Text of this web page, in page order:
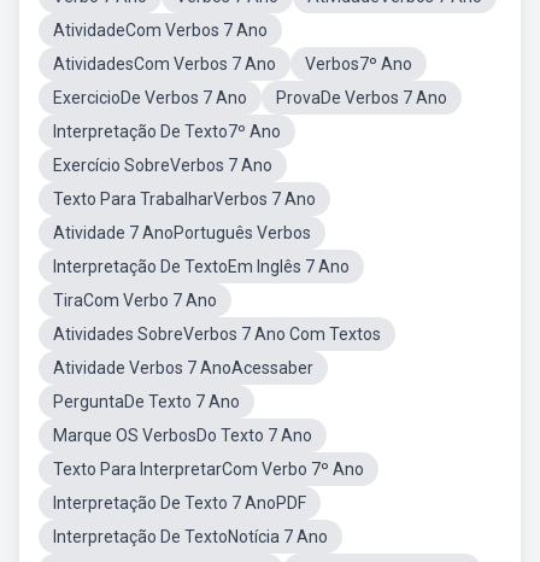
AtividadeCom Verbos 7 Ano
AtividadesCom Verbos 7 Ano
Verbos7º Ano
ExercicioDe Verbos 7 Ano
ProvaDe Verbos 7 Ano
Interpretação De Texto7º Ano
Exercício SobreVerbos 7 Ano
Texto Para TrabalharVerbos 7 Ano
Atividade 7 AnoPortuguês Verbos
Interpretação De TextoEm Inglês 7 Ano
TiraCom Verbo 7 Ano
Atividades SobreVerbos 7 Ano Com Textos
Atividade Verbos 7 AnoAcessaber
PerguntaDe Texto 7 Ano
Marque OS VerbosDo Texto 7 Ano
Texto Para InterpretarCom Verbo 7º Ano
Interpretação De Texto 7 AnoPDF
Interpretação De TextoNotícia 7 Ano